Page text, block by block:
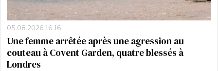
05.08.2026 16:16
Une femme arrêtée après une agression au
couteau à Covent Garden, quatre blessés à
Londres